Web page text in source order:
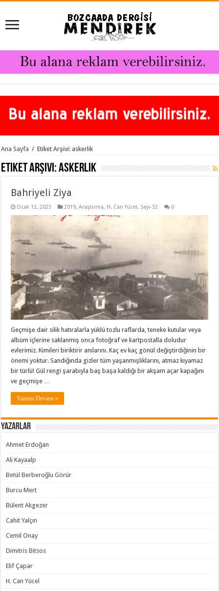
Ana Sayfa / Etiket Arşivi: askerlik
Etiket Arşivi:askerlik
Bahriyeli Ziya
Ocak 12, 2023 2019,Araştırma, H. Can Yücel, Sayı-32 0
Geçmişe dair silik hatıralarla yüklü tozlu raflarda, teneke kutular veya
albüm içlerine saklanmış onca fotoğraf ve kartpostalla doludur
evlerimiz. Kimileri biriktirir anılarını. Kaç ev kaç gönül değiştirdiğinin bir
önemi yoktur. Sandığında gizler tüm yaşanmışlıklarını, atmaz kıyamaz
bir türlü! Gül rengi şarabıyla baş başa kaldığı bir akşam açar kapağını
ve geçmişe …
Yazının Devamı »
Yazarlar
Ahmet Erdoğan
Ali Kayaalp
Betül Berberoğlu Görür
Burcu Mert
Bülent Akgezer
Cahit Yalçın
Cemil Onay
Dimitris Bitsos
Elif Çapar
H. Can Yücel